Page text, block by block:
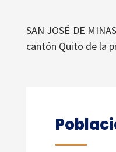
SAN JOSÉ DE
cantón Quito de la